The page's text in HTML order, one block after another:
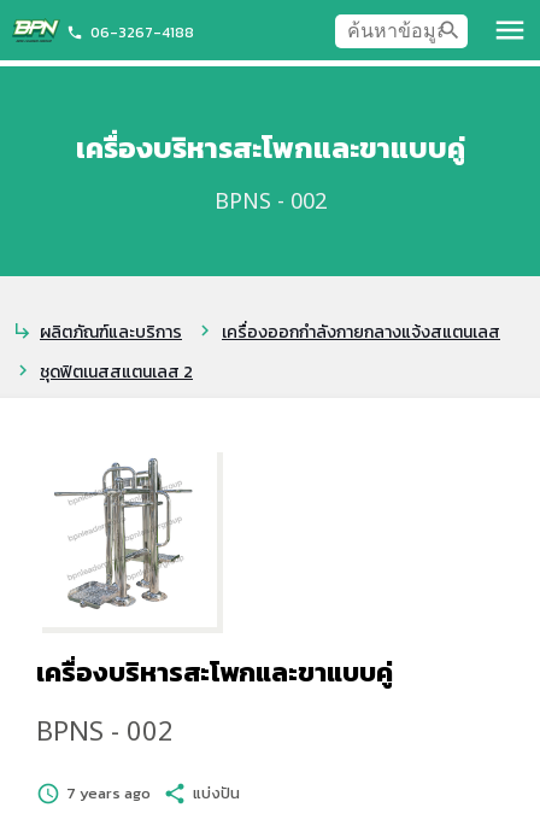
phone 06-3267-4188 menu
search
เครื่องบริหารสะโพกและขาแบบคู่
BPNS - 002
subdirectory_arrow_right ผลิตภัณฑ์และบริการ chevron_right เครื่องออกกำลังกายกลางแจ้งสแตนเลส
chevron_right ชุดฟิตเนสสแตนเลส 2
เครื่องบริหารสะโพกและขาแบบคู่
BPNS - 002
schedule 7 years ago share แบ่งปัน